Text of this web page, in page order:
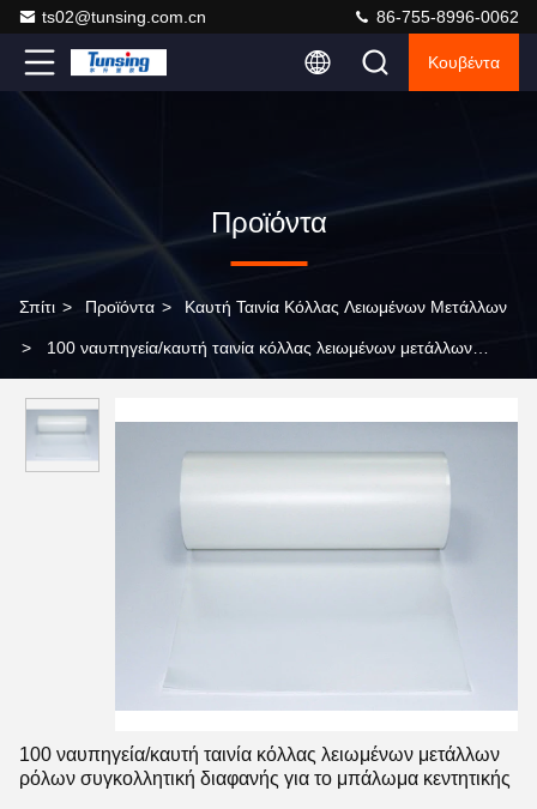
ts02@tunsing.com.cn 86-755-8996-0062
Κουβέντα
Προϊόντα
Σπίτι > Προϊόντα > Καυτή Ταινία Κόλλας Λειωμένων Μετάλλων
> 100 ναυπηγεία/καυτή ταινία κόλλας λειωμένων μετάλλων
100 ναυπηγεία/καυτή ταινία κόλλας λειωμένων μετάλλων
ρόλων συγκολλητική διαφανής για το μπάλωμα κεντητικής